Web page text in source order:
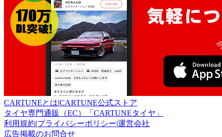
CARTUNEとは|CARTUNE公式ストア
タイヤ専門通販（EC）「CARTUNEタイヤ」
利用規約|プライバシーポリシー|運営会社
広告掲載のお問合せ